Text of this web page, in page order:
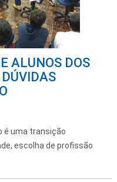
ALUNOS DOS
é uma transição
escolha de profissão